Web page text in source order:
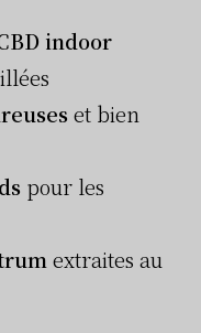
indoor
et bien
pour les
extraites au